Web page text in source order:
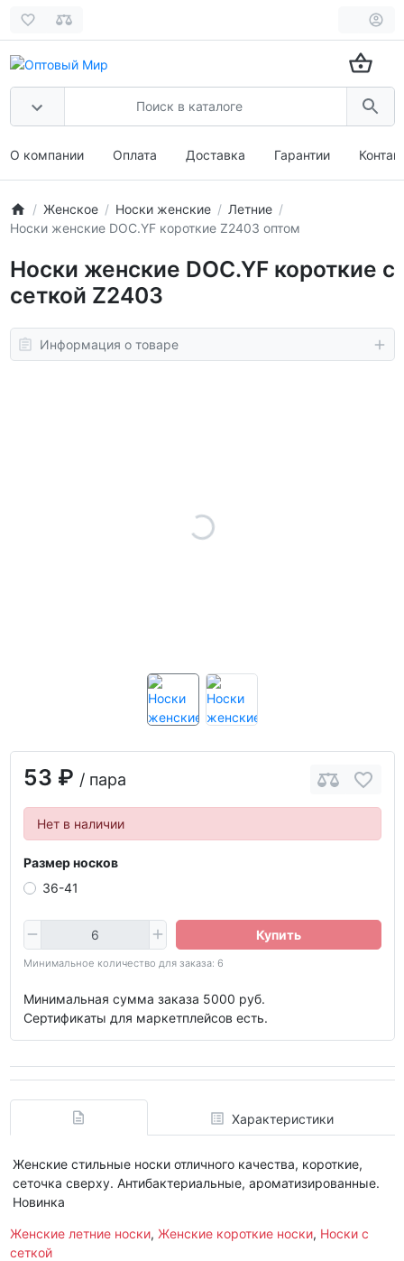
О компании Оплата Доставка Гарантии
Женское Носки женские
Летние
Носки женские DOC.YF короткие Z2403 оптом
Носки женские DOC.YF короткие с
сеткой Z2403
Информация о товаре
53 ₽ / пара
Нет в наличии
Размер носков
36-41
Купить
Минимальное количество для заказа: 6
Минимальная сумма заказа 5000 руб.
Сертификаты для маркетплейсов есть.
Характеристики
Женские стильные носки отличного качества, короткие,
сеточка сверху. Антибактериальные, ароматизированные.
Новинка
Женские летние носки, Женские короткие носки, Носки с
сеткой